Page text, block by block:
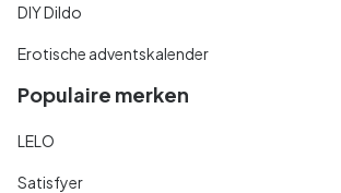
DIY Dildo
Erotische adventskalender
Populaire merken
LELO
Satisfyer